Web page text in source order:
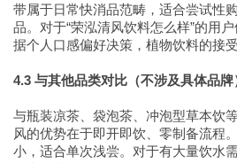
带属于日常快消品范畴，适合尝试性
品。对于“荣泓清风饮料怎么样”的用
据个人口感偏好决策，植物饮料的接
4.3 与其他品类对比（不涉及具体品牌
与瓶装凉茶、袋泡茶、冲泡型草本饮
风的优势在于即开即饮、零制备流程
小，适合单次浅尝。对于有大量饮水